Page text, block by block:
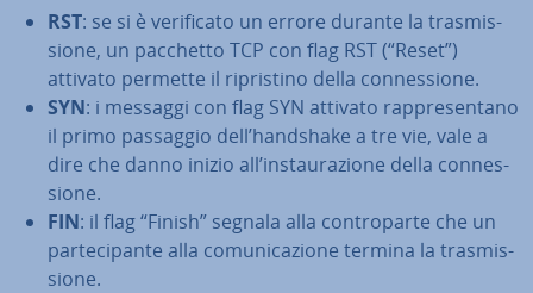
RST: se si è ve­ri­fi­ca­to un errore durante la tra­smis­
sio­ne, un pacchetto TCP con flag RST (“Reset”)
attivato permette il ri­pri­sti­no della con­nes­sio­ne.
SYN: i messaggi con flag SYN attivato rap­pre­sen­ta­no
il primo passaggio dell’handshake a tre vie, vale a
dire che danno inizio all’in­stau­ra­zio­ne della con­nes­
sio­ne.
FIN: il flag “Finish” segnala alla con­tro­par­te che un
par­te­ci­pan­te alla co­mu­ni­ca­zio­ne termina la tra­smis­
sio­ne.